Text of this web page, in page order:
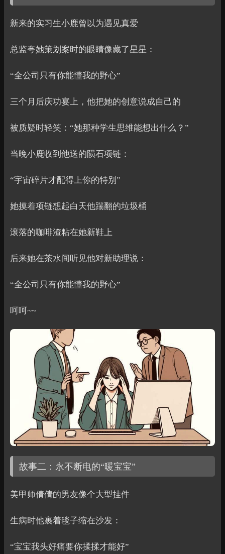
新来的实习生小鹿曾以为遇见真爱
总监夸她策划案时的眼睛像藏了星星：
“全公司只有你能懂我的野心”
三个月后庆功宴上，他把她的创意说成自己的
被质疑时轻笑：“她那种学生思维能想出什么？”
当晚小鹿收到他送的陨石项链：
“宇宙碎片才配得上你的特别”
她摸着项链想起白天他踹翻的垃圾桶
滚落的咖啡渣粘在她新鞋上
后来她在茶水间听见他对新助理说：
“全公司只有你能懂我的野心”
呵呵~~
故事二：永不断电的“暖宝宝”
美甲师倩倩的男友像个大型挂件
生病时他裹着毯子缩在沙发：
“宝宝我头好痛要你揉揉才能好”